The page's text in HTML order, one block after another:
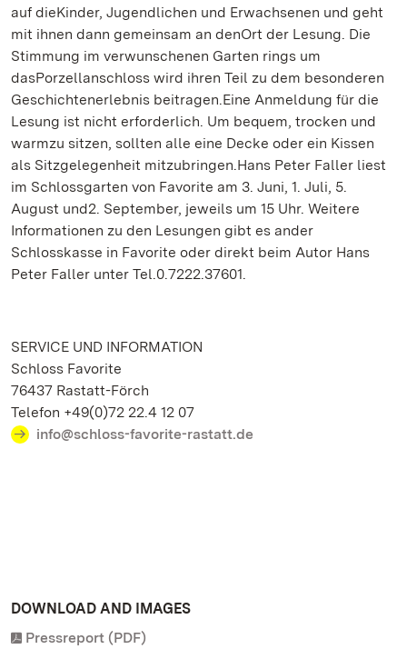
auf dieKinder, Jugendlichen und Erwachsenen und geht
mit ihnen dann gemeinsam an denOrt der Lesung. Die
Stimmung im verwunschenen Garten rings um
dasPorzellanschloss wird ihren Teil zu dem besonderen
Geschichtenerlebnis beitragen.Eine Anmeldung für die
Lesung ist nicht erforderlich. Um bequem, trocken und
warmzu sitzen, sollten alle eine Decke oder ein Kissen
als Sitzgelegenheit mitzubringen.Hans Peter Faller liest
im Schlossgarten von Favorite am 3. Juni, 1. Juli, 5.
August und2. September, jeweils um 15 Uhr. Weitere
Informationen zu den Lesungen gibt es ander
Schlosskasse in Favorite oder direkt beim Autor Hans
Peter Faller unter Tel.0.7222.37601.
SERVICE UND INFORMATION
Schloss Favorite
76437 Rastatt-Förch
Telefon +49(0)72 22.4 12 07
info@schloss-favorite-rastatt.de
DOWNLOAD AND IMAGES
Pressreport (PDF)